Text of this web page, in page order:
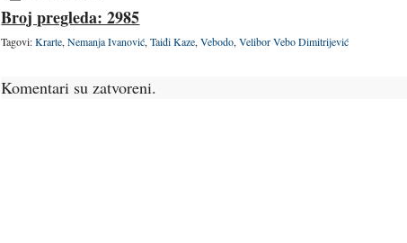
Broj pregleda: 2985
Tagovi:Krarte,Nemanja Ivanović,Taiđi Kaze,Vebodo,Velibor Vebo Dimitrijević
Komentari su zatvoreni.